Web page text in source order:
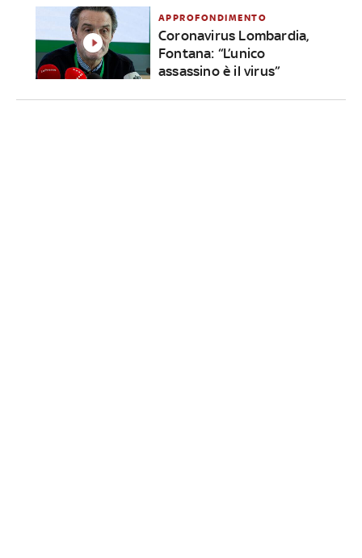
APPROFONDIMENTO
Coronavirus Lombardia,
Fontana: “L’unico
assassino è il virus”